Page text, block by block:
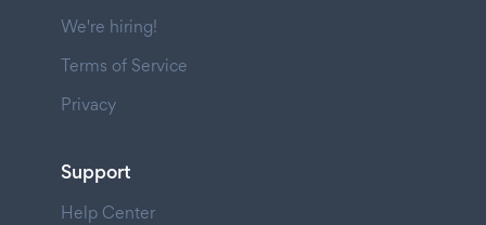
We're hiring!
Terms of Service
Privacy
Support
Help Center